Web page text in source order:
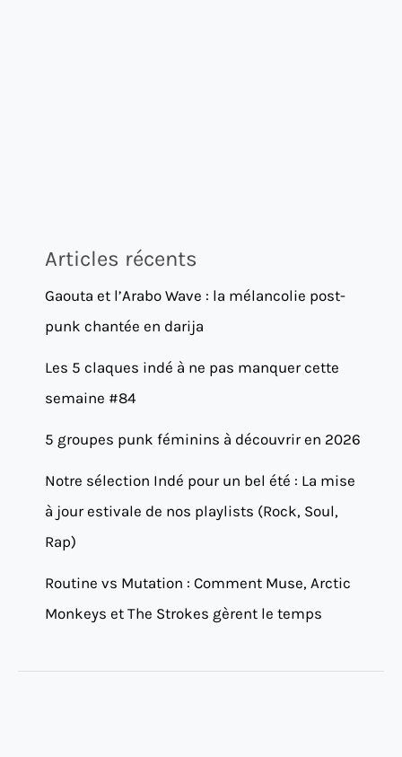
Articles récents
Gaouta et l’Arabo Wave : la mélancolie post-
punk chantée en darija
Les 5 claques indé à ne pas manquer cette
semaine #84
5 groupes punk féminins à découvrir en 2026
Notre sélection Indé pour un bel été : La mise
à jour estivale de nos playlists (Rock, Soul,
Rap)
Routine vs Mutation : Comment Muse, Arctic
Monkeys et The Strokes gèrent le temps